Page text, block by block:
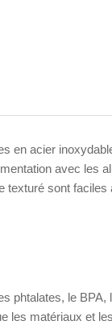
en acier
avec les
texturé sont faciles
phtalates, le BPA,
les matériaux et